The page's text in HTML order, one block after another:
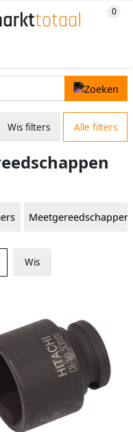
Wis filters Alle filters
Meetgereedschappen
Wis